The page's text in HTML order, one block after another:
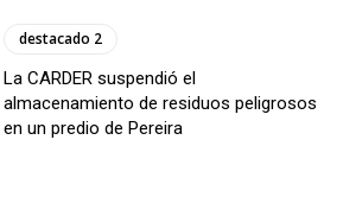
destacado 2
La CARDER suspendió el
almacenamiento de residuos peligrosos
en un predio de Pereira